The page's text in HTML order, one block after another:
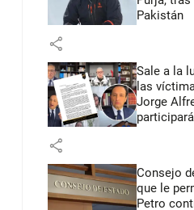
Pakistán
share
Sale a la
las
Jorge
share
Consejo
que le
Petro